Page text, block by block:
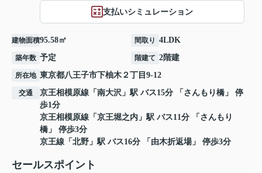
支払いシミュレーション
建物面積95.58㎡ 間取り 4LDK
築年数 予定 階建て 2階建
所在地 東京都八王子市下柚木 ２丁目9-12
交通 京王相模原線 「 南大沢 」駅 バス15分 「さんもり橋」 停
歩1分
京王相模原線 「 京王堀之内 」駅 バス11分 「さんもり
橋」 停歩3分
京王線 「 北野 」駅 バス16分 「由木折返場」 停歩3分
セールスポイント